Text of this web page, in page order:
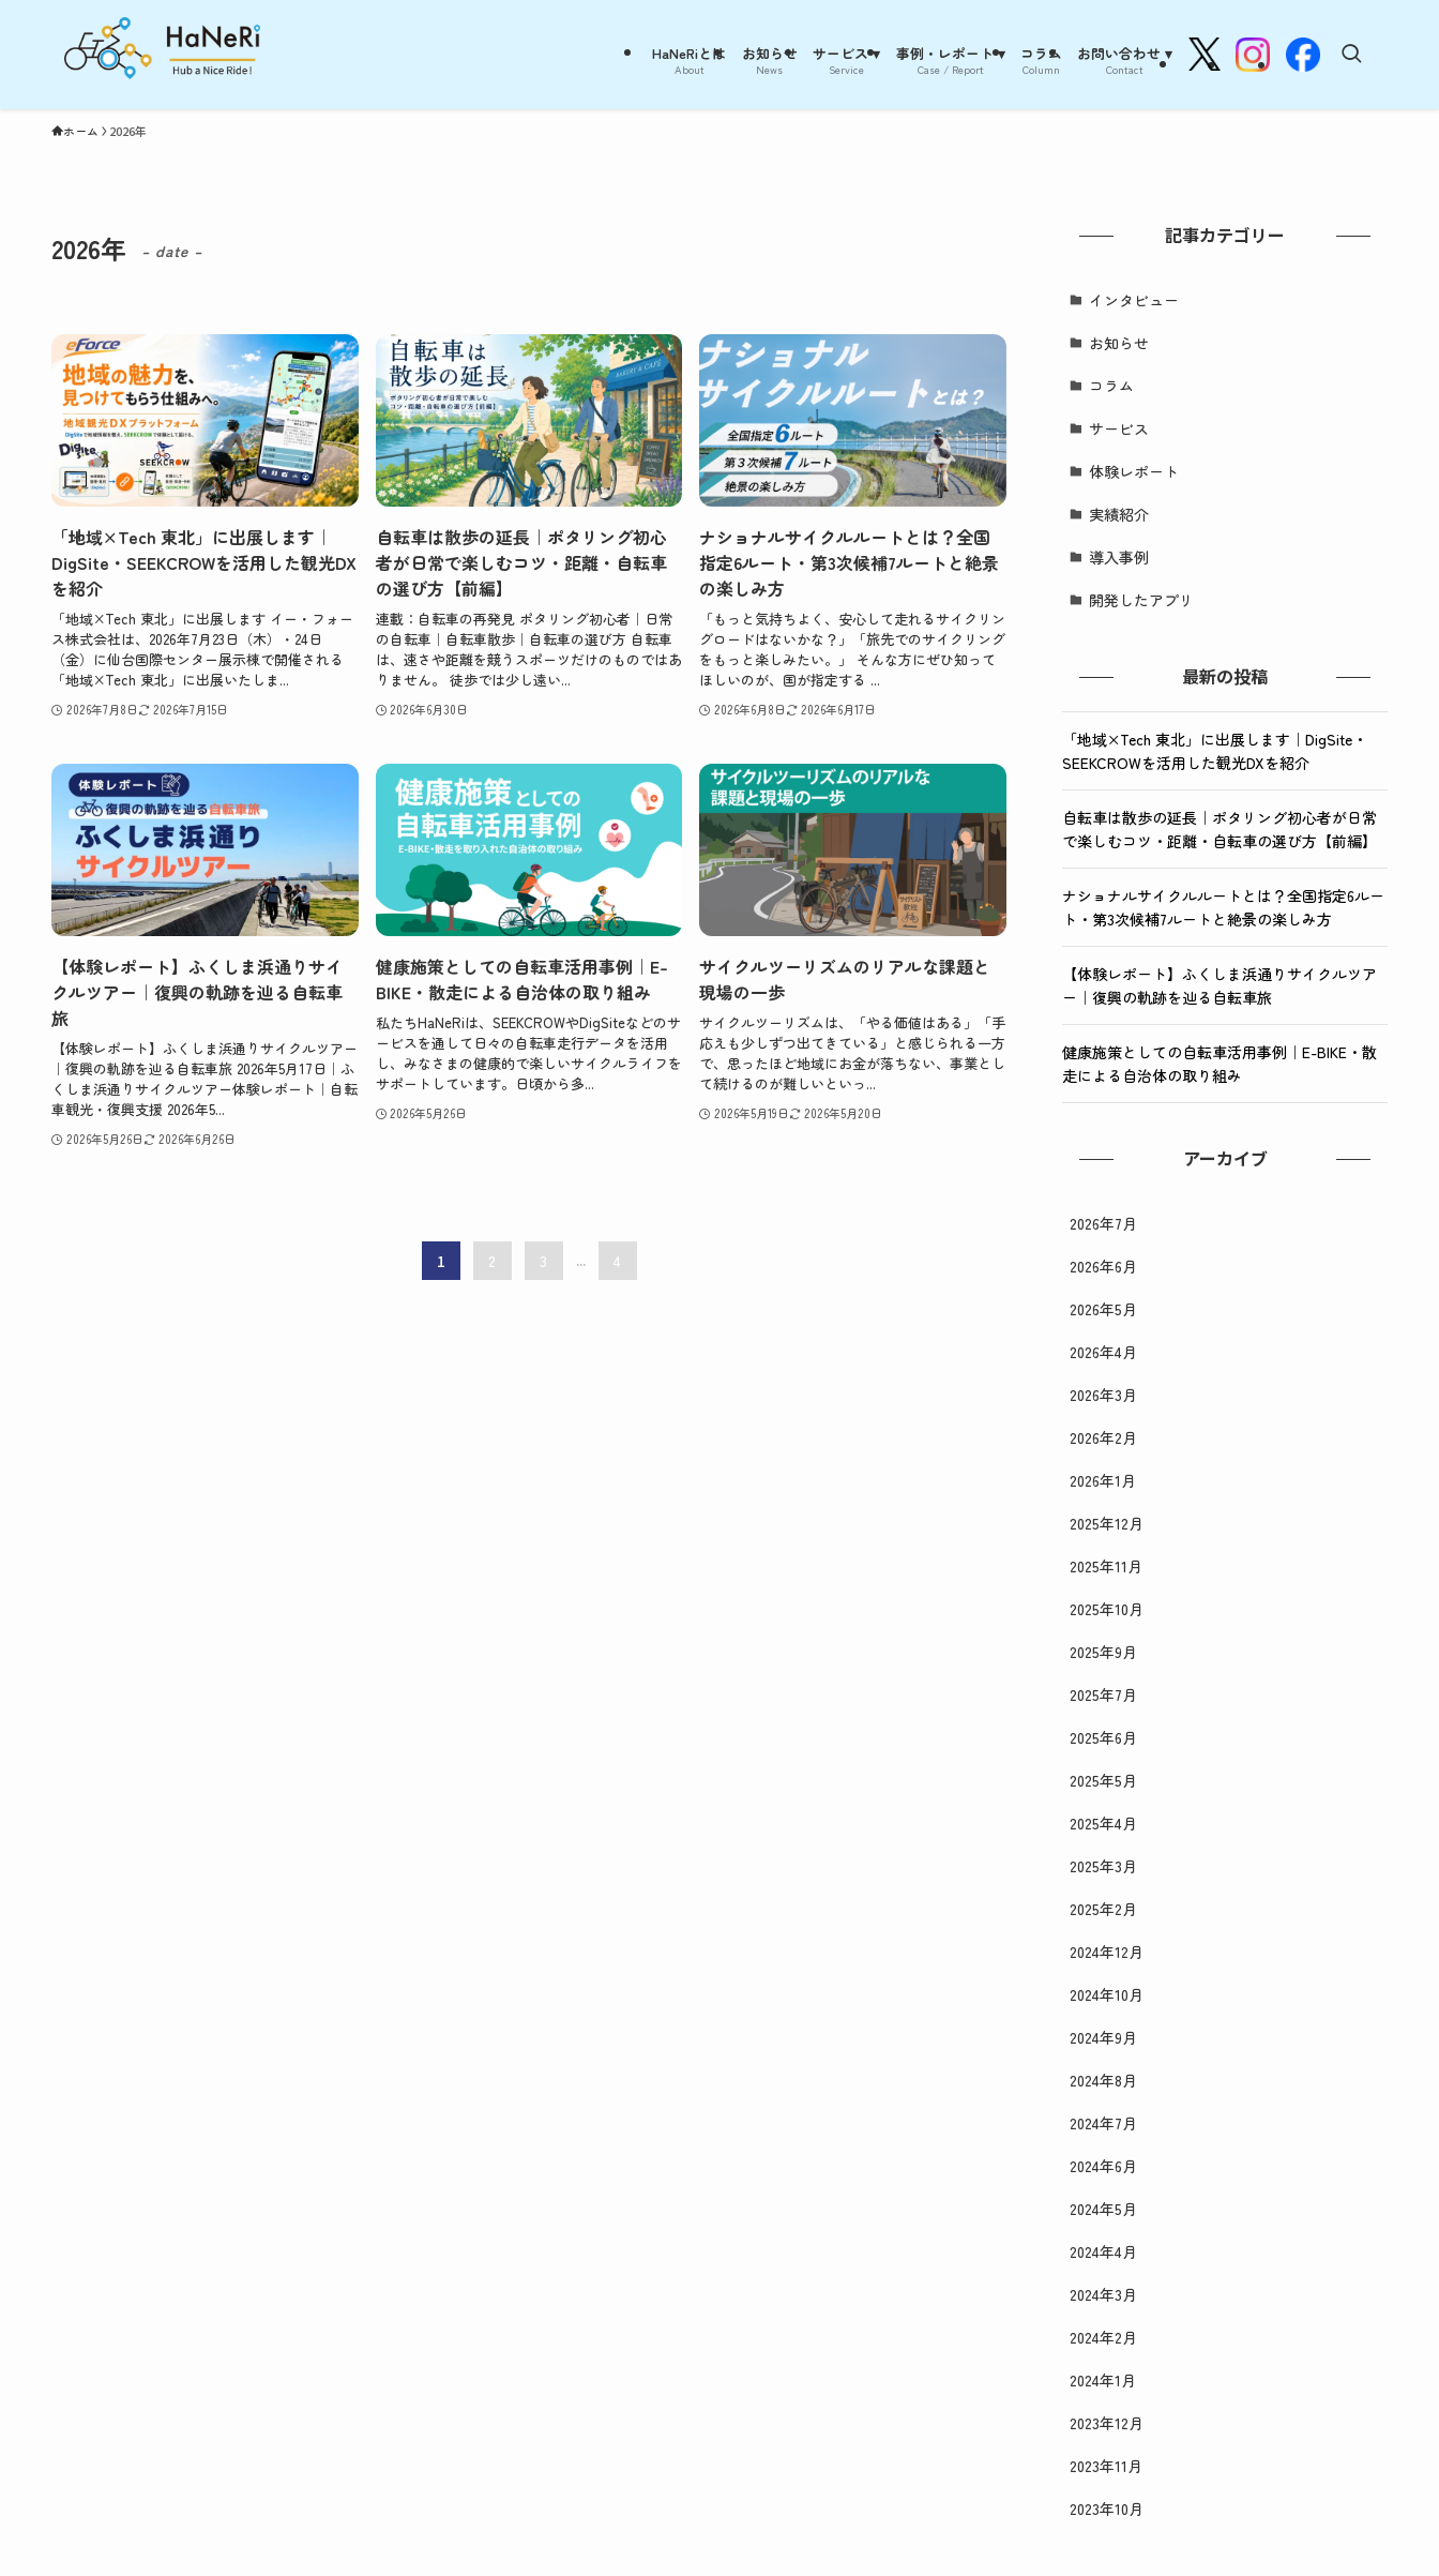
HaNeRiとは
About
お知らせ
News
サービス ▾
Service
事例・レポート ▾
Case / Report
コラム
Column
お問い合わせ ▾
Contact
ホーム 2026年
2026年 – date –
「地域×Tech 東北」に出展します｜
DigSite・SEEKCROWを活用した観光DX
を紹介
「地域×Tech 東北」に出展します イー・フォー
ス株式会社は、2026年7月23日（木）・24日
（金）に仙台国際センター展示棟で開催される
「地域×Tech 東北」に出展いたしま...
2026年7月8日 2026年7月15日
自転車は散歩の延長｜ポタリング初心
者が日常で楽しむコツ・距離・自転車
の選び方【前編】
連載：自転車の再発見 ポタリング初心者｜日常
の自転車｜自転車散歩｜自転車の選び方 自転車
は、速さや距離を競うスポーツだけのものではあ
りません。 徒歩では少し遠い...
2026年6月30日
ナショナルサイクルルートとは？全国
指定6ルート・第3次候補7ルートと絶景
の楽しみ方
「もっと気持ちよく、安心して走れるサイクリン
グロードはないかな？」「旅先でのサイクリング
をもっと楽しみたい。」 そんな方にぜひ知って
ほしいのが、国が指定する ...
2026年6月8日 2026年6月17日
【体験レポート】ふくしま浜通りサイ
クルツアー｜復興の軌跡を辿る自転車
旅
【体験レポート】ふくしま浜通りサイクルツアー
｜復興の軌跡を辿る自転車旅 2026年5月17日｜ふ
くしま浜通りサイクルツアー体験レポート｜自転
車観光・復興支援 2026年5...
2026年5月26日 2026年6月26日
健康施策としての自転車活用事例｜E-
BIKE・散走による自治体の取り組み
私たちHaNeRiは、SEEKCROWやDigSiteなどのサ
ービスを通して日々の自転車走行データを活用
し、みなさまの健康的で楽しいサイクルライフを
サポートしています。日頃から多...
2026年5月26日
サイクルツーリズムのリアルな課題と
現場の一歩
サイクルツーリズムは、「やる価値はある」「手
応えも少しずつ出てきている」と感じられる一方
で、思ったほど地域にお金が落ちない、事業とし
て続けるのが難しいといっ...
2026年5月19日 2026年5月20日
1 2 3 ... 4
記事カテゴリー
インタビュー
お知らせ
コラム
サービス
体験レポート
実績紹介
導入事例
開発したアプリ
最新の投稿
「地域×Tech 東北」に出展します｜DigSite・
SEEKCROWを活用した観光DXを紹介
自転車は散歩の延長｜ポタリング初心者が日常
で楽しむコツ・距離・自転車の選び方【前編】
ナショナルサイクルルートとは？全国指定6ルー
ト・第3次候補7ルートと絶景の楽しみ方
【体験レポート】ふくしま浜通りサイクルツア
ー｜復興の軌跡を辿る自転車旅
健康施策としての自転車活用事例｜E-BIKE・散
走による自治体の取り組み
アーカイブ
2026年7月
2026年6月
2026年5月
2026年4月
2026年3月
2026年2月
2026年1月
2025年12月
2025年11月
2025年10月
2025年9月
2025年7月
2025年6月
2025年5月
2025年4月
2025年3月
2025年2月
2024年12月
2024年10月
2024年9月
2024年8月
2024年7月
2024年6月
2024年5月
2024年4月
2024年3月
2024年2月
2024年1月
2023年12月
2023年11月
2023年10月